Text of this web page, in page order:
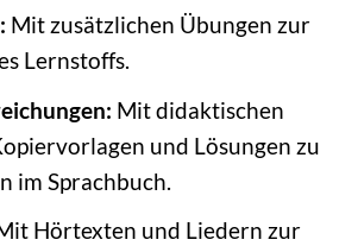
Mit zusätzlichen Übungen zur
Lernstoffs.
Mit didaktischen
und Lösungen zu
im Sprachbuch.
Hörtexten und Liedern zur